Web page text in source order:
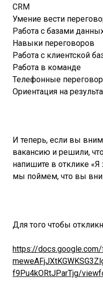
CRM
Умение вести
Работа с базами
Навыки переговоров
Работа с клиентской
Работа в команде
Телефонные
Ориентация на
И теперь, если вы
вакансию и решили,
напишите в отклике «Я
мы поймем, что вы
Для того чтобы
https://
f9Pu4kORtJParTjg/